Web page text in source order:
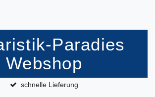
Paradies
Webshop
schnelle Lieferung